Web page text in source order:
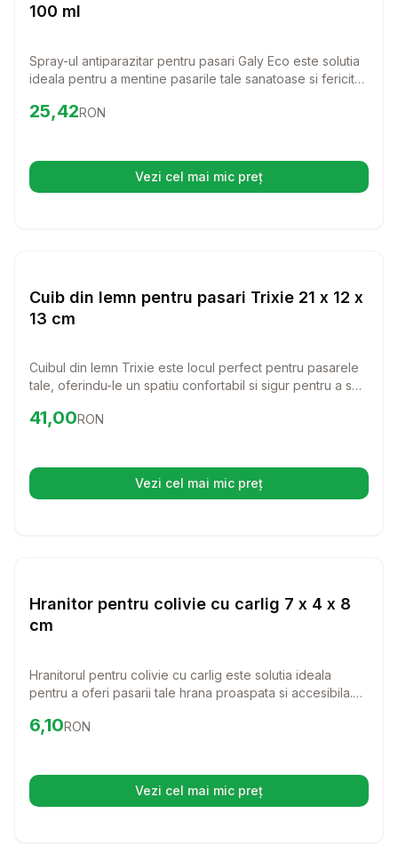
100 ml
Spray-ul antiparazitar pentru pasari Galy Eco este solutia
ideala pentru a mentine pasarile tale sanatoase si fericite.
acest spray ofera o protectie eficienta impotriva
Preț:25.42
25,42RON
Vezi cel mai mic preț(se deschide într-o filă nouă)
Pasari
Cuib din lemn pentru pasari Trixie 21 x 12 x
13 cm
Cuibul din lemn Trixie este locul perfect pentru pasarele
tale, oferindu-le un spatiu confortabil si sigur pentru a se
functional, acest cuib va aduce un plus de confort in viata
Preț:41.00
41,00RON
Vezi cel mai mic preț(se deschide într-o filă nouă)
Pasari
Hranitor pentru colivie cu carlig 7 x 4 x 8
cm
Hranitorul pentru colivie cu carlig este solutia ideala
pentru a oferi pasarii tale hrana proaspata si accesibila.
plastic este usor de utilizat si se monteaza rapid in colivie.
Preț:6.10
6,10RON
Vezi cel mai mic preț(se deschide într-o filă nouă)